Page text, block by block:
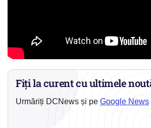
Fiți la curent cu ultimele
Urmăriți DCNews și pe Google News